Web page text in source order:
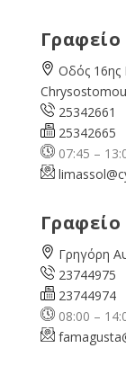
Οδός 16ης
25342661
25342665
07:45 –
limassol@
Γρηγόρη
23744975
23744974
08:00 –